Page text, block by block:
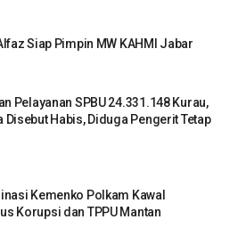
Siap Pimpin MW KAHMI Jabar
Pelayanan SPBU 24.331.148 Kurau,
Disebut Habis, Diduga Pengerit Tetap
Kemenko Polkam Kawal
Korupsi dan TPPU Mantan